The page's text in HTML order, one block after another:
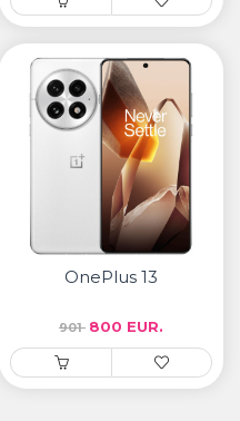
OnePlus 13
901 800 EUR.